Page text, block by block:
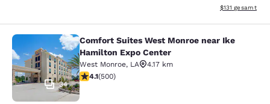
Geschätzte
$131 gesamt
Comfort Suites West Monroe near
34
Comfort Suites West Monroe near Ike
Hamilton Expo Center
West Monroe, LA
4.17 km
4.14-Sterne-Bewertung. Sehr gut. 500 Bewertungen
4.1(500)